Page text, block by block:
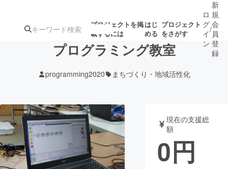
プロジェクトを掲
載するには
はじ
める
プロジェクト
をさがす
アート・写真
テクノロジー・ガジェット ゲーム・サ
ロ
グ
イ
ン
/
新
規
会
員
登
録
プログラミング教室
programming2020 まちづくり・地域活性化
現在の支援総
額
0円